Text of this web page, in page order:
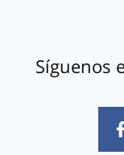
Síguenos